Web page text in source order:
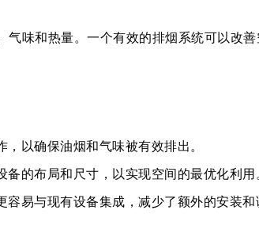
味和热量。一个有效的排烟系统可以改
以确保油烟和气味被有效排出。
的布局和尺寸，以实现空间的最优化利用
易与现有设备集成，减少了额外的安装和